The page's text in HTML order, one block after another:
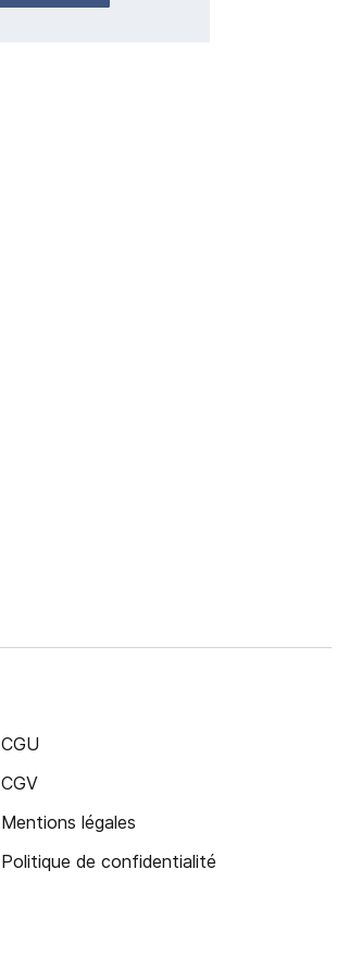
CGU
CGV
Mentions légales
Politique de confidentialité